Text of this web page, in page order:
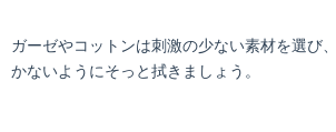
ガーゼやコットンは刺激の少ない素材を選び
かないようにそっと拭きましょう。